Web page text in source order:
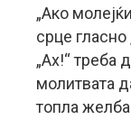
„Ако
срце гласно
„Ах!“ треба
молитвата
топла